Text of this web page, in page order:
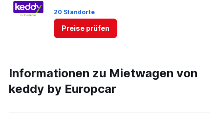
20 Standorte
Preise prüfen
Informationen zu Mietwagen von
keddy by Europcar